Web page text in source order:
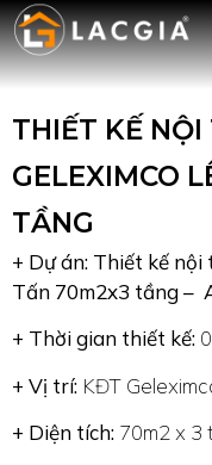
THIẾT KẾ
GELEXIMCO
TẦNG
+ Dự án: Thiết kế
Tấn 70m2x3 tầng –
+ Thời gian thiết kế:
+ Vị trí: KĐT
+ Diện tích: 70m2 x 3